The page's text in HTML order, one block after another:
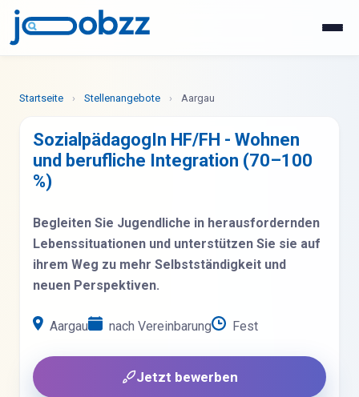
Startseite › Stellenangebote › Aargau
SozialpädagogIn HF/FH - Wohnen
und berufliche Integration (70–100
%)
Begleiten Sie Jugendliche in herausfordernden
Lebenssituationen und unterstützen Sie sie auf
ihrem Weg zu mehr Selbstständigkeit und
neuen Perspektiven.
Aargau nach Vereinbarung Fest
Jetzt bewerben